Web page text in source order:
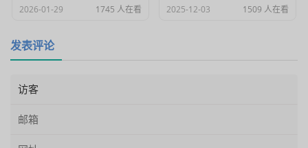
2026-01-29 1745 人在看 2025-12-03 1509 人在看
发表评论